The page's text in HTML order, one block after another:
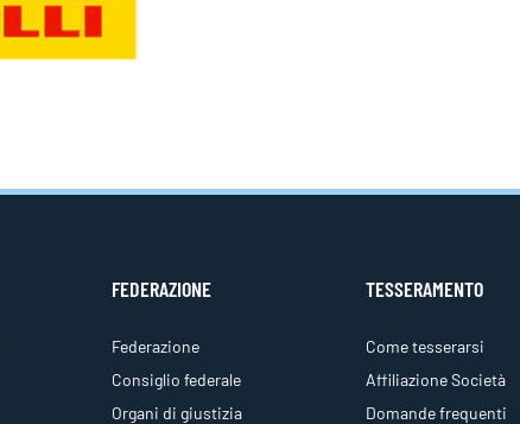
FEDERAZIONE
Federazione
Consiglio federale
Organi di giustizia
TESSERAMENTO
Come tesserarsi
Affiliazione Società
Domande frequenti